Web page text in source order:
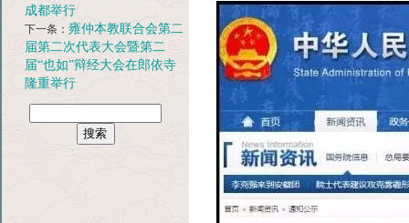
成都举行
下一条：雍仲本教联合会第二
届第二次代表大会暨第二
届“也如”辩经大会在郎依寺
隆重举行